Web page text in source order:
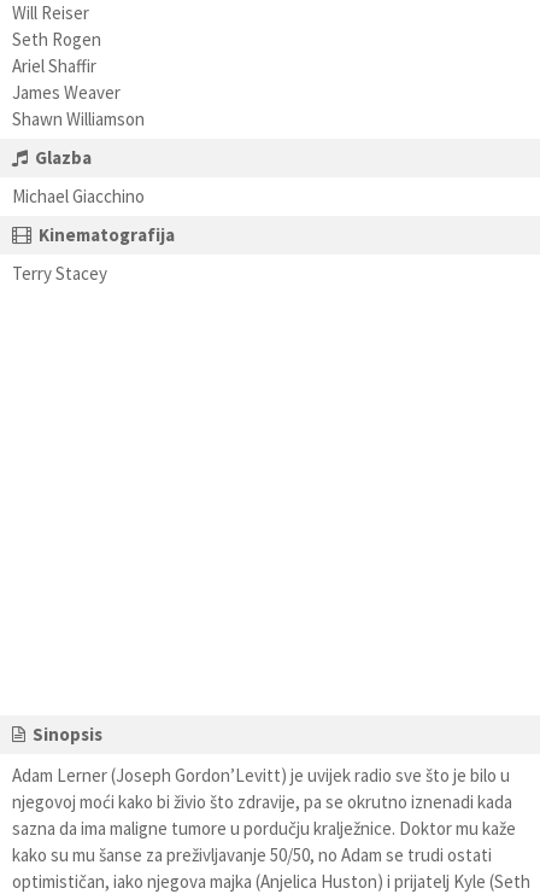
Will Reiser
Seth Rogen
Ariel Shaffir
James Weaver
Shawn Williamson
Glazba
Michael Giacchino
Kinematografija
Terry Stacey
Sinopsis
Adam Lerner (Joseph Gordon’Levitt) je uvijek radio sve što je bilo u
njegovoj moći kako bi živio što zdravije, pa se okrutno iznenadi kada
sazna da ima maligne tumore u pordučju kralježnice. Doktor mu kaže
kako su mu šanse za preživljavanje 50/50, no Adam se trudi ostati
optimističan, iako njegova majka (Anjelica Huston) i prijatelj Kyle (Seth